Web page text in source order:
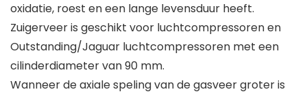
oxidatie, roest en een lange levensduur heeft.
Zuigerveer is geschikt voor luchtcompressoren en
Outstanding/Jaguar luchtcompressoren met een
cilinderdiameter van 90 mm.
Wanneer de axiale speling van de gasveer groter is